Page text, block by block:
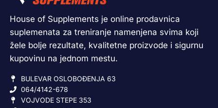
House of Supplements je online prodavnica
suplemenata za treniranje namenjena svima koji
žele bolje rezultate, kvalitetne proizvode i sigurnu
kupovinu na jednom mestu.
BULEVAR OSLOBOĐENJA 63
064/4142-678
VOJVODE STEPE 353